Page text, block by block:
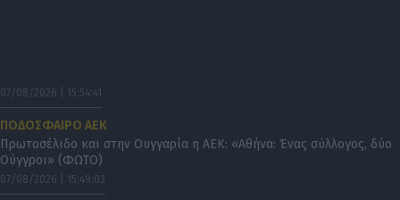
07/08/2026 | 15:54:41
ΠΟΔΟΣΦΑΙΡΟ ΑΕΚ
Πρωτοσέλιδο και στην Ουγγαρία η ΑΕΚ: «Αθήνα: Ένας σύλλογος, δύο
Ούγγροι» (ΦΩΤΟ)
07/08/2026 | 15:49:03